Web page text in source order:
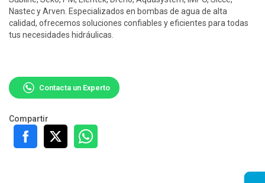
Nastec y Arven. Especializados en bombas de agua de alta
calidad, ofrecemos soluciones confiables y eficientes para todas
tus necesidades hidráulicas.
Contacta un Experto
Compartir